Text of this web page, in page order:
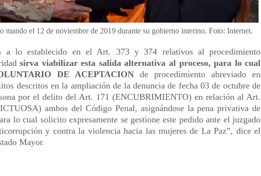
mando el 12 de noviembre de 2019 durante su gobierno interino. Foto: Internet.
a lo establecido en el Art. 373 y 374 relativos al procedimiento
sirva viabilizar esta salida alternativa al proceso, para lo cual
DE ACEPTACION de procedimiento abreviado en
descritos en la ampliación de la denuncia de fecha 03 de octubre de
por el delito del Art. 171 (ENCUBRIMIENTO) en relación al Art.
ambos del Código Penal, asignándose la pena privativa de
lo cual solicito expresamente se gestione este pedido ante el juzgado
y contra la violencia hacia las mujeres de La Paz”, dice el
Mayor.